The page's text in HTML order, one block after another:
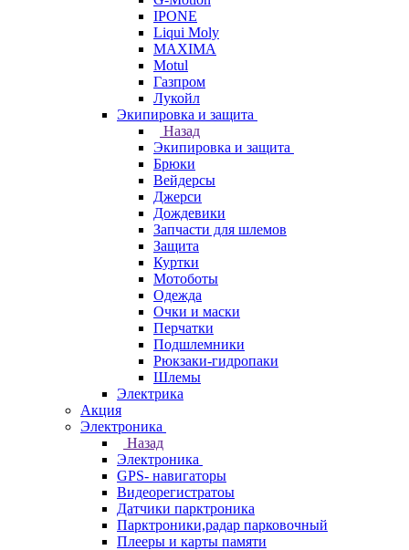
IPONE
Liqui Moly
MAXIMA
Motul
Газпром
Лукойл
Экипировка и защита
Назад
Экипировка и защита
Брюки
Вейдерсы
Джерси
Дождевики
Запчасти для шлемов
Защита
Куртки
Мотоботы
Одежда
Очки и маски
Перчатки
Подшлемники
Рюкзаки-гидропаки
Шлемы
Электрика
Акция
Электроника
Назад
Электроника
GPS- навигаторы
Видеорегистратоы
Датчики парктроника
Парктроники,радар парковочный
Плееры и карты памяти